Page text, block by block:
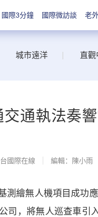
國際3分鐘 國際微訪談 老
城市遠洋 直觀
通執法奏
國際在線 編輯：陳小雨
繪無人機項目成功
司，將無人巡查車引